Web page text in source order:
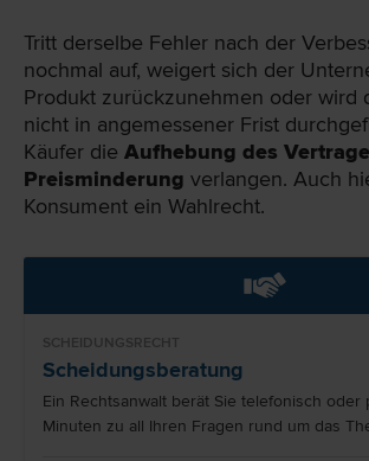
Tritt derselbe Fehler nach der
nochmal auf, weigert sich der
Produkt zurückzunehmen oder wird
nicht in angemessener Frist
Käufer die Aufhebung des
Preisminderung verlangen. Auch
Konsument ein Wahlrecht.
SCHEIDUNGSRECHT
Scheidungsberatung
Ein Rechtsanwalt berät Sie telefonisch oder
Minuten zu all Ihren Fragen rund um das